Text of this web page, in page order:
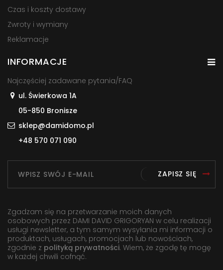
Czas i koszty dostawy
Zwroty i wymiany
Reklamacje
INFORMACJE
Najczęściej zadawane pytania/FAQ
ul. Świerkowa 1A
05-850 Bronisze
sklep@damidomo.pl
+48 570 071 090
ZAPISZ SIĘ
Zgadzam się na przetwarzanie moich danych
osobowych przez DAMI DAVID GRIGORYAN w celu realizacji
usługi newsletter, a tym samym wysyłania mi informacji o
produktach, usługach, promocjach lub nowościach,
zgodnie z polityką prywatności. Wiem, że zgodę tę mogę
w każdej chwili cofnąć.